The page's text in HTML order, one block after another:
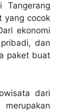
Tangerang
yang cocok
ekonomi
dan
paket buat
dari